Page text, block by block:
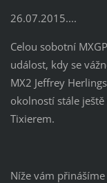
26.07.2015....
Celou sobotní
událost, kdy se
MX2 Jeffrey
okolností stále
Tixierem.
Níže vám